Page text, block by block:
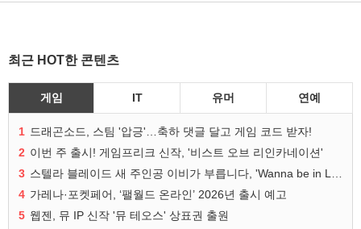
최근 HOT한 콘텐츠
게임 IT 유머 연예
1 드래곤소드, 스팀 '압긍'…축하 댓글 달고 게임 코드 받자!
2 이번 주 출시! 게임프리크 신작, '비스트 오브 리인카네이션'
3
4 가레나·포켓페어, ‘팰월드 온라인’ 2026년 출시 예고
5 웹젠, 뮤 IP 신작 '뮤 테오스' 상표권 출원